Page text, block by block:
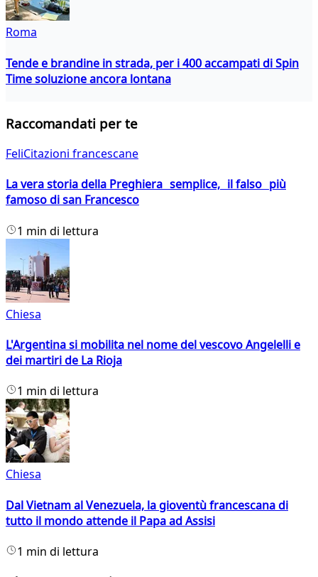
Roma
Tende e brandine in strada, per i 400 accampati di Spin
Time soluzione ancora lontana
Raccomandati per te
FeliCitazioni francescane
La vera storia della Preghiera semplice, il falso più
famoso di san Francesco
1 min di lettura
Chiesa
L'Argentina si mobilita nel nome del vescovo Angelelli e
dei martiri de La Rioja
1 min di lettura
Chiesa
Dal Vietnam al Venezuela, la gioventù francescana di
tutto il mondo attende il Papa ad Assisi
1 min di lettura